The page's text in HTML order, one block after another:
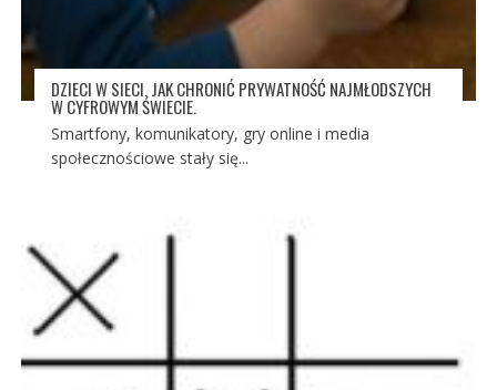
DZIECI W SIECI. JAK CHRONIĆ PRYWATNOŚĆ NAJMŁODSZYCH
W CYFROWYM ŚWIECIE.
Smartfony, komunikatory, gry online i media
społecznościowe stały się...